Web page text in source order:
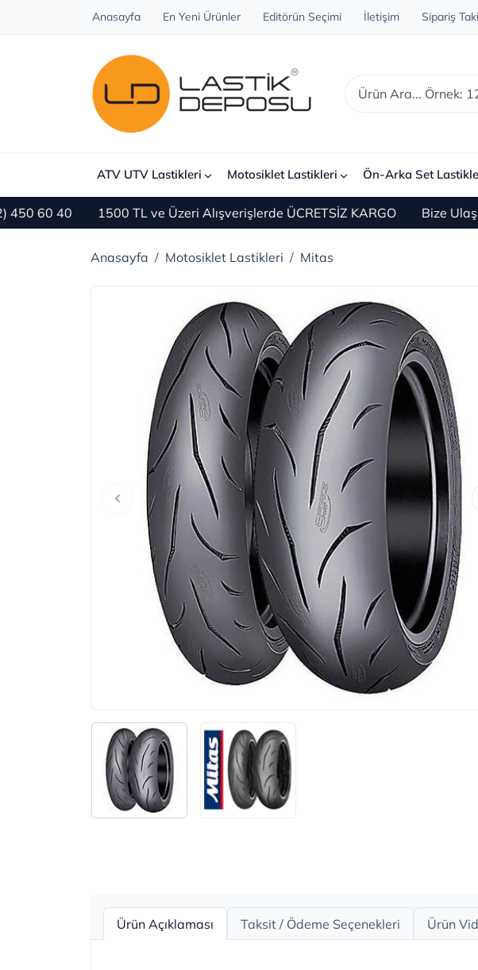
Anasayfa En Yeni Ürünler Editörün Seçimi İletişim Sipariş
ATV UTV Lastikleri Motosiklet Lastikleri Ön-Arka Set
40 1500 TL ve Üzeri Alışverişlerde ÜCRETSİZ KARGO Bize Ulaşın
Anasayfa Motosiklet Lastikleri Mitas
Ürün Açıklaması Taksit / Ödeme Seçenekleri Ürün